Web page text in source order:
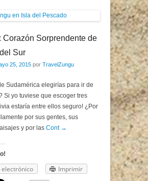
Corazón Sorprendente de
Sur
25, 2015 por TravelZungu
Sudamérica elegirías para ir de
Si yo tuviese que escoger tres
estaría entre ellos seguro! ¿Por
por sus gentes, sus
y por las Cont →
Imprimir